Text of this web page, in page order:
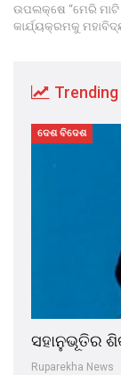
ଉପଲକ୍ଷେ “ମେରି ମାଟି
କାର୍ଯ୍ୟକ୍ରମକୁ
ଦେଶ ବିଦେଶ
ସହାନୁଭୂତିର
Ruparekha News